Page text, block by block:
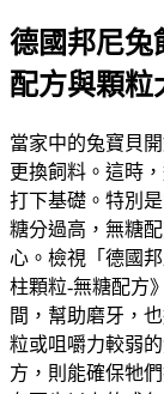
德國邦尼兔
配方與顆粒
當家中的兔寶貝
更換飼料。這時
打下基礎。特別
糖分過高，無糖
心。檢視「德國
柱顆粒-無糖配方
間，幫助磨牙，
粒或咀嚼力較弱
方，則能確保牠